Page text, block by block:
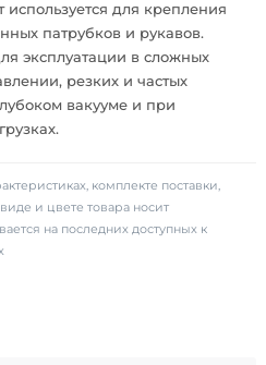
для крепления
патрубков и рукавов.
эксплуатации в сложных
резких и частых
вакууме и при
комплекте поставки,
и цвете товара носит
на последних доступных к